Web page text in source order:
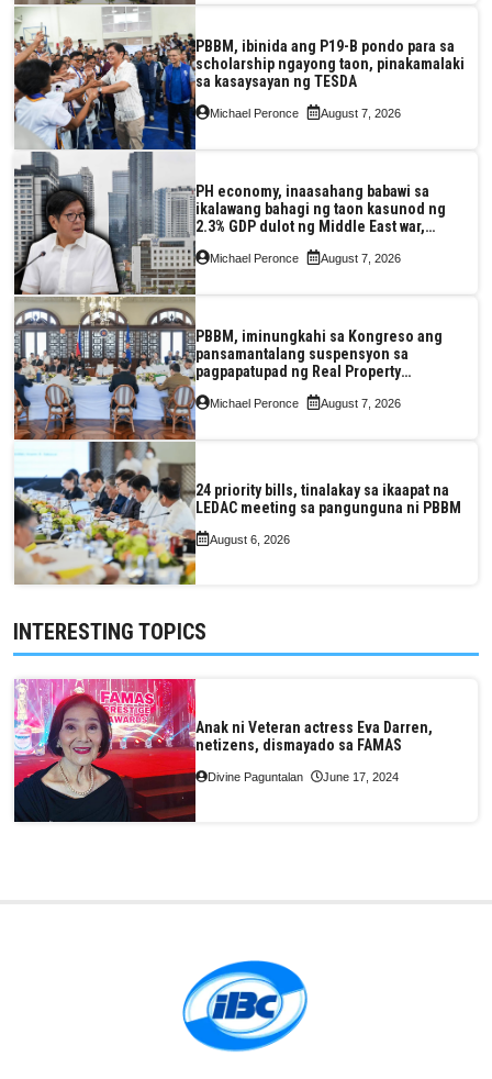
PBBM, ibinida ang P19-B pondo para sa
scholarship ngayong taon, pinakamalaki
sa kasaysayan ng TESDA
Michael Peronce August 7, 2026
PH economy, inaasahang babawi sa
ikalawang bahagi ng taon kasunod ng
2.3% GDP dulot ng Middle East war,
pagkaantala ng public construction
Michael Peronce August 7, 2026
PBBM, iminungkahi sa Kongreso ang
pansamantalang suspensyon sa
pagpapatupad ng Real Property
Valuation and Assessment Reform Act
Michael Peronce August 7, 2026
24 priority bills, tinalakay sa ikaapat na
LEDAC meeting sa pangunguna ni PBBM
August 6, 2026
INTERESTING TOPICS
Anak ni Veteran actress Eva Darren,
netizens, dismayado sa FAMAS
Divine Paguntalan June 17, 2024